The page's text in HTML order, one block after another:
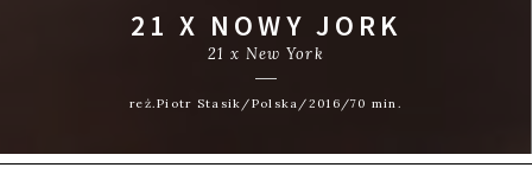
21 X NOWY JORK
21 x New York
reż.Piotr Stasik/Polska/2016/70 min.